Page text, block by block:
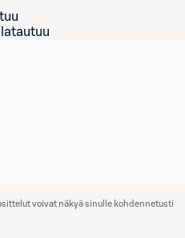
voivat näkyä sinulle kohdennetusti